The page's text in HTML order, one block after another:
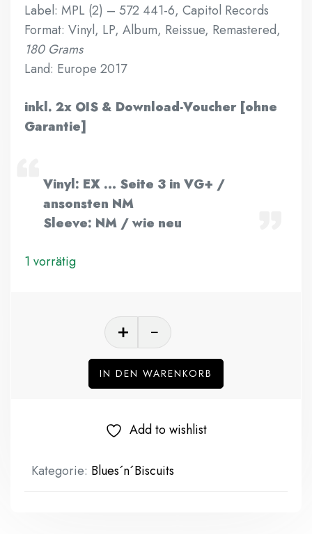
Label: MPL (2) ‎– 572 441-6, Capitol Records
Format: Vinyl, LP, Album, Reissue, Remastered,
180 Grams
Land: Europe 2017
inkl. 2x OIS & Download-Voucher [ohne
Garantie]
Vinyl: EX … Seite 3 in VG+ /
ansonsten NM
Sleeve: NM / wie neu
1 vorrätig
IN DEN WARENKORB
Add to wishlist
Kategorie: Blues´n´Biscuits